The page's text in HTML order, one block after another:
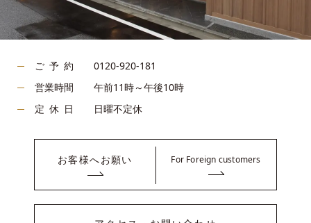
ご予約
0120-920-181
営業時間
午前11時～午後10時
定休日
日曜不定休
お客様へお願い For Foreign customers